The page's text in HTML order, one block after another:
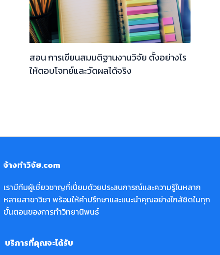
สอน การเขียนสมมติฐานงานวิจัย ตั้งอย่างไร
ให้ตอบโจทย์และวัดผลได้จริง
จ้างทำวิจัย.com
เรามีทีมผู้เชี่ยวชาญที่เปี่ยมด้วยประสบการณ์และความรู้ในหลาก
หลายสาขาวิชา พร้อมให้คำปรึกษาและแนะนำคุณอย่างใกล้ชิดในทุก
ขั้นตอนของการทำวิทยานิพนธ์
บริการที่คุณจะได้รับ